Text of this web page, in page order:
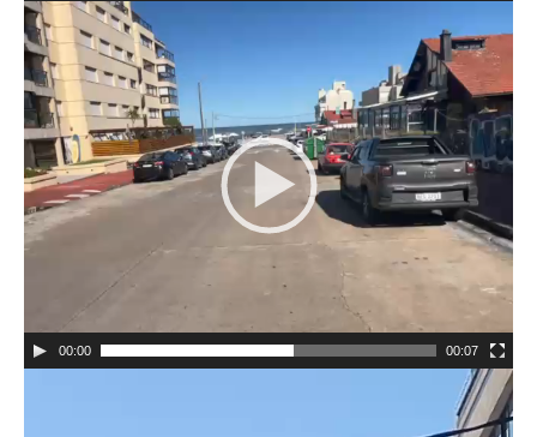
Reproductor
de
vídeo
00:00 00:07